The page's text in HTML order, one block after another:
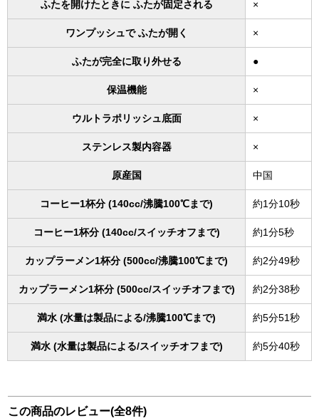
ふたを開けたときに ふたが固定される ×
ワンプッシュで ふたが開く ×
ふたが完全に取り外せる ●
保温機能 ×
ウルトラポリッシュ底面 ×
ステンレス製内容器 ×
原産国 中国
コーヒー1杯分 (140cc/沸騰100℃まで) 約1分10秒
コーヒー1杯分 (140cc/スイッチオフまで) 約1分5秒
カップラーメン1杯分 (500cc/沸騰100℃まで) 約2分49秒
カップラーメン1杯分 (500cc/スイッチオフまで) 約2分38秒
満水 (水量は製品による/沸騰100℃まで) 約5分51秒
満水 (水量は製品による/スイッチオフまで) 約5分40秒
この商品のレビュー(全8件)